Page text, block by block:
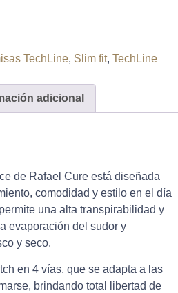
TechLine, Slim fit, TechLine
adicional
de Rafael Cure está diseñada
comodidad y estilo en el día
una alta transpirabilidad y
evaporación del sudor y
y seco.
en 4 vías, que se adapta a las
brindando total libertad de